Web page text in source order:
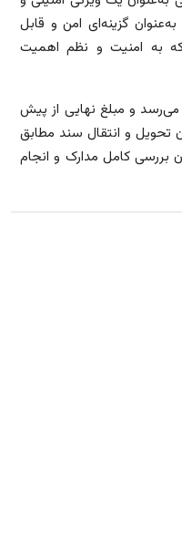
گزینه‌ای امن و قابل
که به امنیت و نظم اهمیت
و مبلغ نهایی از پیش
تحویل و انتقال سند مطابق
بررسی کامل مدارک و انجام